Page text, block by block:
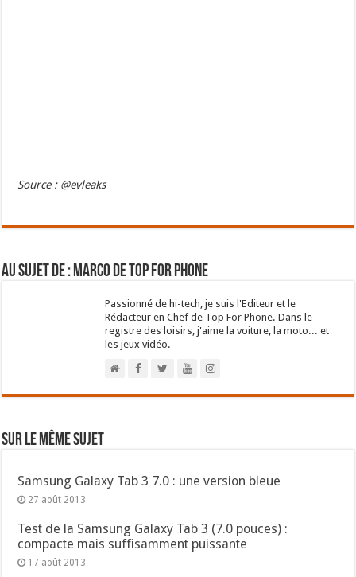
Source : @evleaks
Au sujet de : Marco de Top For Phone
Passionné de hi-tech, je suis l'Editeur et le
Rédacteur en Chef de Top For Phone. Dans le
registre des loisirs, j'aime la voiture, la moto... et
les jeux vidéo.
Sur le même sujet
Samsung Galaxy Tab 3 7.0 : une version bleue
27 août 2013
Test de la Samsung Galaxy Tab 3 (7.0 pouces) :
compacte mais suffisamment puissante
17 août 2013